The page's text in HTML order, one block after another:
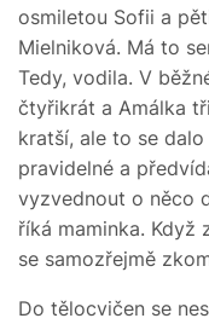
osmiletou Sofii a
Mielniková. Má to
Tedy, vodila. V
čtyřikrát a Amálka
kratší, ale to se
pravidelné a
vyzvednout o něco
říká maminka. Když
se samozřejmě
Do tělocvičen se